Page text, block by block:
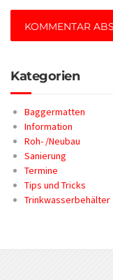
Kategorien
Baggermatten
Information
Roh- /Neubau
Sanierung
Termine
Tips und Tricks
Trinkwasserbehälter